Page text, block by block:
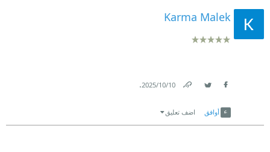
Karma Malek
10‏/10‏/2025
.
أوافق اضف تعليق